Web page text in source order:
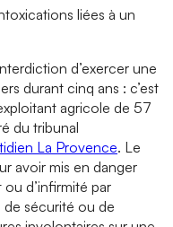
liées à un
d’exercer une
durant cinq ans : c’est
agricole de 57
du tribunal
La Provence. Le
avoir mis en danger
d’infirmité par
de sécurité ou de